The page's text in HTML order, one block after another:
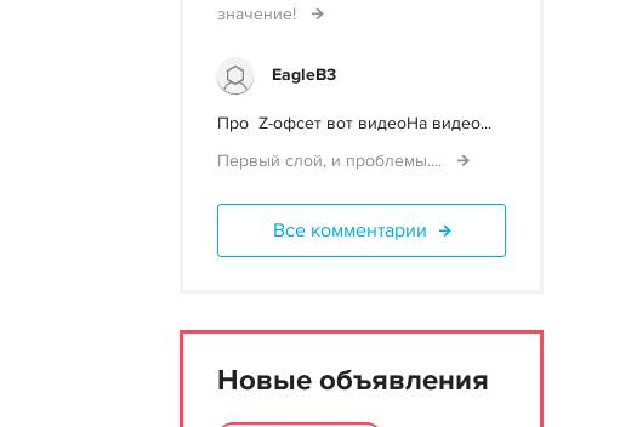
значение!
EagleB3
Про Z-офсет вот видеоНа видео...
Первый слой, и проблемы....
Все комментарии
Новые объявления